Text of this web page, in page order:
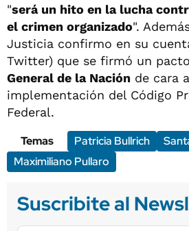
"será un hito en la lucha
el crimen organizado".
Justicia confirmo en su
Twitter) que se firmó un
General de la Nación de cara
implementación del Código
Federal.
Temas
Patricia Bullrich
Maximiliano Pullaro
Suscribite al